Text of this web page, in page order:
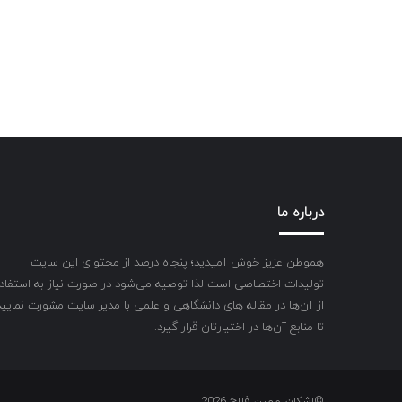
درباره ما
هموطن عزیز خوش آمیدید؛ پنجاه درصد از محتوای این سایت
تولیدات اختصاصی است لذا توصیه می‌شود در صورت نیاز به
از آن‌ها در مقاله های دانشگاهی و علمی با مدیر سایت مشورت
تا منابع آن‌ها در اختیارتان قرار گیرد.